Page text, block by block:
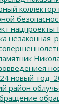
коллектор
нацпроекты
район